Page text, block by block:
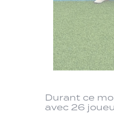
Durant ce
avec 26